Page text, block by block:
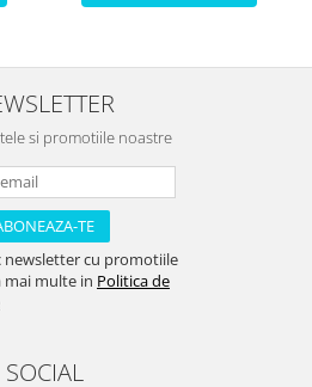
si promotiile noastre
newsletter cu promotiile
mai multe in Politica de
SOCIAL